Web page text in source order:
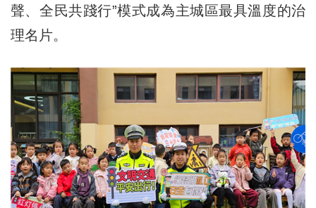
聲、全民共踐行”模式成為主城區最具溫度的治
理名片。